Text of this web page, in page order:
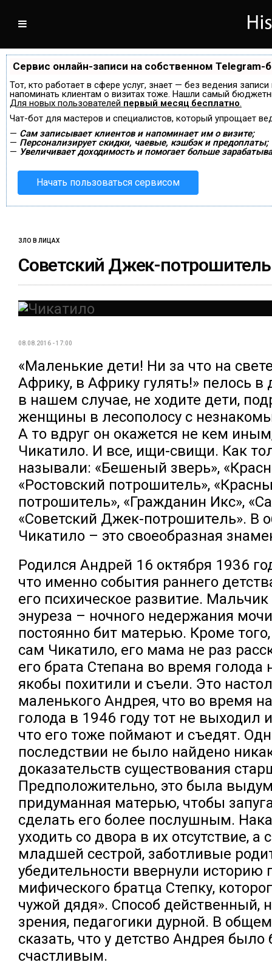
Сервис онлайн-записи на собственном Telegram-
Тот, кто работает в сфере услуг, знает — без ведения
напоминать клиентам о визитах тоже. Нашли самый
Для новых пользователей первый месяц бесплатно.
Чат-бот для мастеров и специалистов, который упрощает
— Сам записывает клиентов и напоминает им о визите;
— Персонализирует скидки, чаевые, кэшбэк и предоплаты;
— Увеличивает доходимость и помогает больше
Начать пользоваться сервисом
ЗЛО В ЛИЦАХ
Советский Джек-потрошитель
08.08.2016 - 17:00
«Маленькие дети! Ни за что на
Африку, в Африку гулять!» пелось в
в нашем случае, не ходите дети,
женщины в лесополосу с
А то вдруг он окажется не кем
Чикатило. И все, ищи-свищи. Как
называли: «Бешеный зверь»,
«Ростовский потрошитель»,
потрошитель», «Гражданин Икс»,
«Советский Джек-потрошитель». В
Чикатило – это своеобразная
Родился Андрей 16 октября 1936
что именно события раннего
его психическое развитие.
энуреза – ночного недержания
постоянно бит матерью. Кроме
сам Чикатило, его мама не раз
его брата Степана во время голода
якобы похитили и съели. Это
маленького Андрея, что во время
голода в 1946 году тот не выходил
что его тоже поймают и съедят.
последствии не было найдено
доказательств существования
Предположительно, это была
придуманная матерью, чтобы
сделать его более послушным.
уходить со двора в их отсутствие, а
младшей сестрой, заботливые
убедительности ввернули историю
мифического братца Степку,
чужой дядя». Способ действенный,
зрения, педагогики дурной. В
сказать, что у детство Андрея
счастливым.